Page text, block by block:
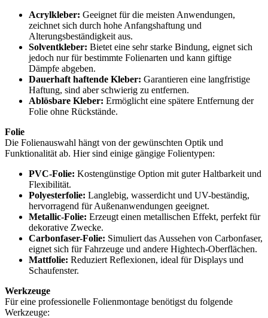
Acrylkleber: Geeignet für die meisten Anwendungen,
zeichnet sich durch hohe Anfangshaftung und
Alterungsbeständigkeit aus.
Solventkleber: Bietet eine sehr starke Bindung, eignet sich
jedoch nur für bestimmte Folienarten und kann giftige
Dämpfe abgeben.
Dauerhaft haftende Kleber: Garantieren eine langfristige
Haftung, sind aber schwierig zu entfernen.
Ablösbare Kleber: Ermöglicht eine spätere Entfernung der
Folie ohne Rückstände.
Folie
Die Folienauswahl hängt von der gewünschten Optik und
Funktionalität ab. Hier sind einige gängige Folientypen:
PVC-Folie: Kostengünstige Option mit guter Haltbarkeit und
Flexibilität.
Polyesterfolie: Langlebig, wasserdicht und UV-beständig,
hervorragend für Außenanwendungen geeignet.
Metallic-Folie: Erzeugt einen metallischen Effekt, perfekt für
dekorative Zwecke.
Carbonfaser-Folie: Simuliert das Aussehen von Carbonfaser,
eignet sich für Fahrzeuge und andere Hightech-Oberflächen.
Mattfolie: Reduziert Reflexionen, ideal für Displays und
Schaufenster.
Werkzeuge
Für eine professionelle Folienmontage benötigst du folgende
Werkzeuge: